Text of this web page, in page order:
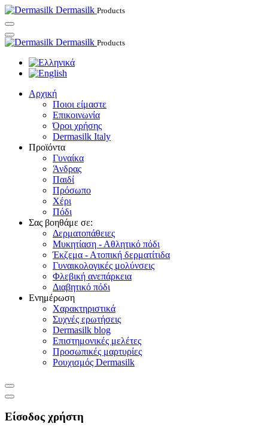
Dermasilk Products
Dermasilk Products
Αρχική
Ποιοι είμαστε
Επικοινωνία
Όροι χρήσης
Dermasilk Italy
Προϊόντα
Γυναίκα
Άνδρας
Παιδί
Πρόσωπο
Χέρι
Πόδι
Σας βοηθάμε σε:
Δερματοπάθειες
Μυκητίαση - Αθλητικό πόδι
Έκζεμα - Ατοπική δερματίτιδα
Γυναικολογικές μολύνσεις
Φλεβική ανεπάρκεια
Διαβητικό πόδι
Ενημέρωση
Χαρακτηριστικά
Συχνές ερωτήσεις
Dermasilk blog
Επιστημονικές μελέτες
Προσωπικές μαρτυρίες
Ρουχισμός Dermasilk
Είσοδος χρήστη